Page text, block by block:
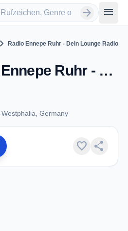
arrow_forward menu
chevron_right Radio Ennepe Ruhr - Dein Lounge Radio
Radio Ennepe Ruhr - Dein Lounge Radio - Wuppertal
Germany
favorite share